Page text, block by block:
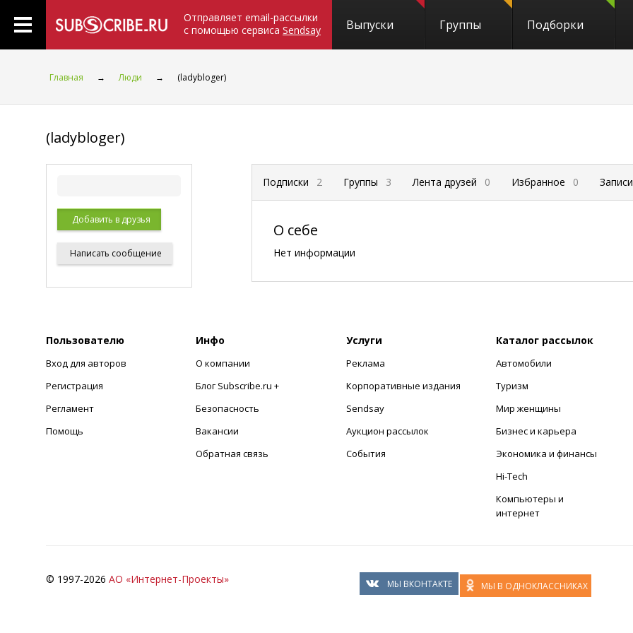
Отправляет email-рассылки
с помощью сервиса Sendsay Выпуски Группы Подборки
Главная → Люди → (ladybloger)
(ladybloger)
Добавить в друзья
Написать сообщение
Подписки 2 Группы 3 Лента друзей 0 Избранное 0 Записи
О себе
Нет информации
Пользователю
Вход для авторов
Регистрация
Регламент
Помощь
Инфо
О компании
Блог Subscribe.ru +
Безопасность
Вакансии
Обратная связь
Услуги
Реклама
Корпоративные издания
Sendsay
Аукцион рассылок
События
Каталог рассылок
Автомобили
Туризм
Мир женщины
Бизнес и карьера
Экономика и финансы
Hi-Tech
Компьютеры и
интернет
© 1997-2026 АО «Интернет-Проекты» МЫ ВКОНТАКТЕ МЫ В ОДНОКЛАССНИКАХ